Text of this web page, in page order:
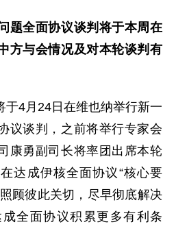
题全面协议谈判将于本周在
方与会情况及对本轮谈判有
4月24日在维也纳举行新一
议谈判，之前将举行专家会
康勇副司长将率团出席本轮
达成伊核全面协议“核心要
顾彼此关切，尽早彻底解决
全面协议积累更多有利条